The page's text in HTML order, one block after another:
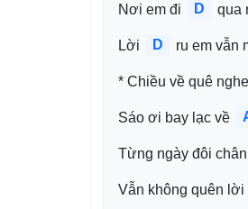
Nơi em đi D qua
Lời D ru em vẫn
* Chiều về quê
Sáo ơi bay lạc về
Từng ngày đôi
Vẫn không quên lời